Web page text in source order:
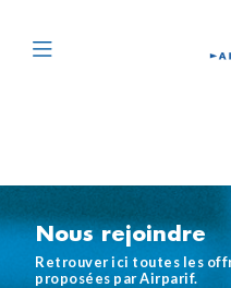
Nous rejoindre
Retrouver ici toutes les
proposées par Airparif.